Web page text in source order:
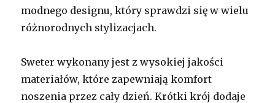
modnego designu, który sprawdzi się w wielu
różnorodnych stylizacjach.
Sweter wykonany jest z wysokiej jakości
materiałów, które zapewniają komfort
noszenia przez cały dzień. Krótki krój dodaje